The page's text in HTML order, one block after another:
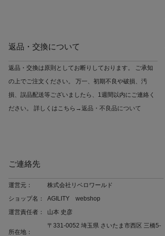
返品・交換について
返品・交換は原則としてお断りしております。 ご承知
の上でご注文ください。 万一、初期不良や破損、汚
損、誤品配送等ございましたら、1週間以内にご連絡く
ださい。 詳しくはこちら→返品・不良品について
ご連絡先
運営元：
株式会社リベロワールド
ショップ名：
AGILITY webshop
運営責任者：
山本 史彦
所在地：
〒331-0052 埼玉県 さいたま市西区 三橋5-